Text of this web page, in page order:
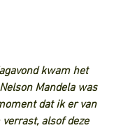
kwam het
Mandela was
dat ik er van
alsof deze